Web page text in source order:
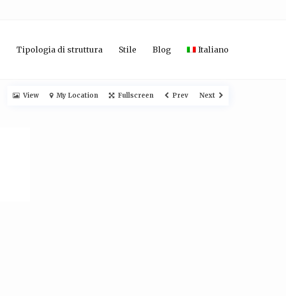
Tipologia di struttura Stile Blog Italiano
View My Location Fullscreen Prev Next